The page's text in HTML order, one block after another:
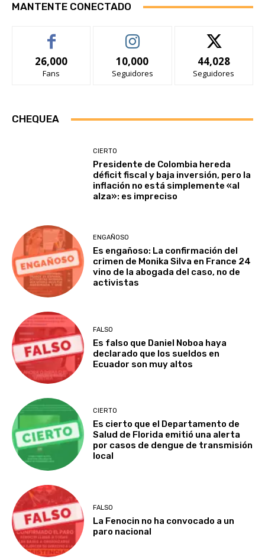
MANTENTE CONECTADO
26,000
Fans
10,000
Seguidores
44,028
Seguidores
CHEQUEA
CIERTO
Presidente de Colombia hereda
déficit fiscal y baja inversión, pero la
inflación no está simplemente «al
alza»: es impreciso
ENGAÑOSO
Es engañoso: La confirmación del
crimen de Monika Silva en France 24
vino de la abogada del caso, no de
activistas
FALSO
Es falso que Daniel Noboa haya
declarado que los sueldos en
Ecuador son muy altos
CIERTO
Es cierto que el Departamento de
Salud de Florida emitió una alerta
por casos de dengue de transmisión
local
FALSO
La Fenocin no ha convocado a un
paro nacional